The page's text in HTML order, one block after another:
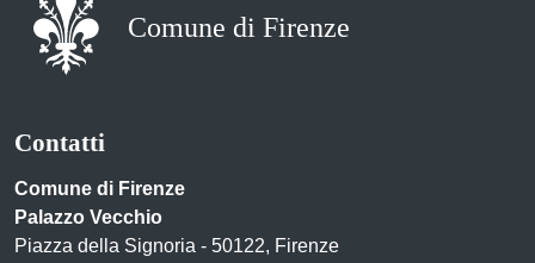
Comune di Firenze
Contatti
Comune di Firenze
Palazzo Vecchio
Piazza della Signoria - 50122, Firenze